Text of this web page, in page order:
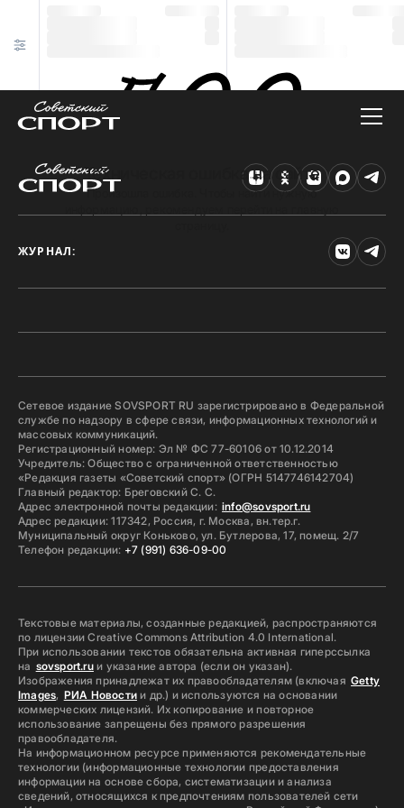
Техническая ошибка на сайте
Произошла ошибка. Чтобы найти нужную
ЖУРНАЛ:
Сетевое издание SOVSPORT RU зарегистрировано в Федеральной
службе по надзору в сфере связи, информационных технологий и
массовых коммуникаций.
Регистрационный номер: Эл № ФС 77-60106 от 10.12.2014
Учредитель: Общество с ограниченной ответственностью
«Редакция газеты «Советский спорт» (ОГРН 5147746142704)
Главный редактор: Бреговский С. С.
Адрес электронной почты редакции: info@sovsport.ru
Адрес редакции: 117342, Россия, г. Москва, вн.тер.г.
Муниципальный округ Коньково, ул. Бутлерова, 17, помещ. 2/7
Телефон редакции: +7 (991) 636-09-00
Текстовые материалы, созданные редакцией, распространяются
по лицензии Creative Commons Attribution 4.0 International.
При использовании текстов обязательна активная гиперссылка
на sovsport.ruи указание автора (если он указан).
Изображения принадлежат их правообладателям (включая Getty
Images, РИА Новостии др.) и используются на основании
коммерческих лицензий. Их копирование и повторное
использование запрещены без прямого разрешения
правообладателя.
На информационном ресурсе применяются рекомендательные
технологии (информационные технологии предоставления
информации на основе сбора, систематизации и анализа
сведений, относящихся к предпочтениям пользователей сети